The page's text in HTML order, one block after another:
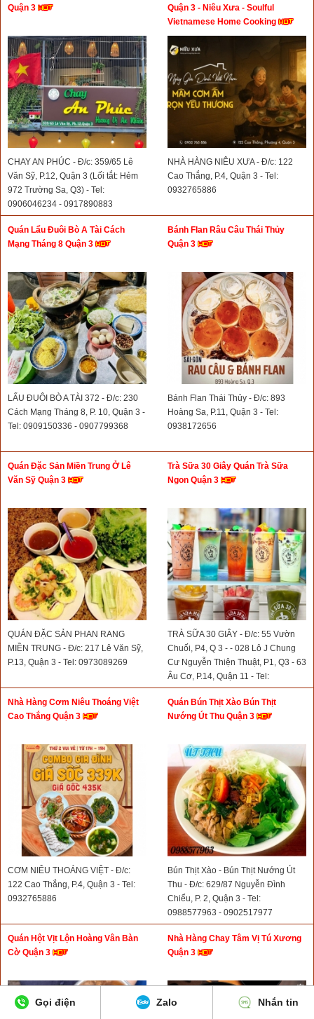
Quận 3
CHAY AN PHÚC - Đ/c: 359/65 Lê
Văn Sỹ, P.12, Quận 3 (Lối tắt: Hẻm
972 Trường Sa, Q3) - Tel:
0906046234 - 0917890883
Quận 3 - Niêu Xưa - Soulful
Vietnamese Home Cooking
NHÀ HÀNG NIÊU XƯA - Đ/c: 122
Cao Thắng, P.4, Quận 3 - Tel:
0932765886
Quán Lẩu Đuôi Bò A Tài Cách
Mạng Tháng 8 Quận 3
LẨU ĐUÔI BÒ A TÀI 372 - Đ/c: 230
Cách Mạng Tháng 8, P. 10, Quận 3 -
Tel: 0909150336 - 0907799368
Bánh Flan Râu Câu Thái Thủy
Quận 3
Bánh Flan Thái Thủy - Đ/c: 893
Hoàng Sa, P.11, Quận 3 - Tel:
0938172656
Quán Đặc Sản Miền Trung Ở Lê
Văn Sỹ Quận 3
QUÁN ĐẶC SẢN PHAN RANG
MIỀN TRUNG - Đ/c: 217 Lê Văn Sỹ,
P.13, Quận 3 - Tel: 0973089269
Trà Sữa 30 Giây Quán Trà Sữa
Ngon Quận 3
TRÀ SỮA 30 GIÂY - Đ/c: 55 Vườn
Chuối, P4, Q 3 - - 028 Lô J Chung
Cư Nguyễn Thiện Thuật, P1, Q3 - 63
Âu Cơ, P.14, Quận 11 - Tel:
0908766138
Nhà Hàng Cơm Niêu Thoáng Việt
Cao Thắng Quận 3
CƠM NIÊU THOÁNG VIỆT - Đ/c:
122 Cao Thắng, P.4, Quận 3 - Tel:
0932765886
Quán Bún Thịt Xào Bún Thịt
Nướng Út Thu Quận 3
Bún Thịt Xào - Bún Thịt Nướng Út
Thu - Đ/c: 629/87 Nguyễn Đình
Chiểu, P. 2, Quận 3 - Tel:
0988577963 - 0902517977
Quán Hột Vịt Lộn Hoàng Vân Bàn
Cờ Quận 3
Nhà Hàng Chay Tâm Vị Tú Xương
Quận 3
Gọi điện Zalo Nhắn tin